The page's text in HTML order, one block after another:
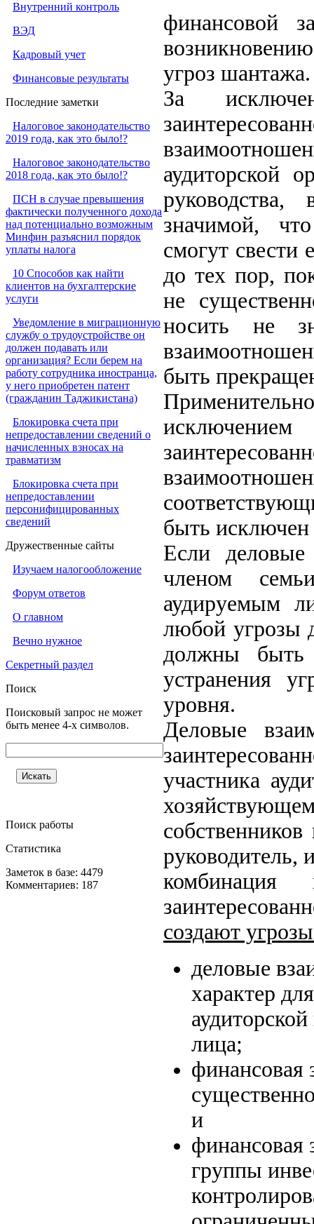
Внутренний контроль
ВЭД
Кадровый учет
Финансовые результаты
Последние заметки
Налоговое законодательство
2019 года, как это было!?
Налоговое законодательство
2018 года, как это было!?
ПСН в случае превышения
фактически полученного дохода
над потенциально возможным
Минфин разъяснил порядок
уплаты налога
10 Способов как найти
клиентов на бухгалтерские
услуги
Уведомление в миграционную
службу о трудоустройстве он
должен подавать или
организация? Если берем на
работу сотрудника иностранца,
у него приобретен патент
(гражданин Таджикистана)
Блокировка счета при
непредоставлении сведений о
начисленных взносах на
травматизм
Блокировка счета при
непредоставлении
персонифицированных
сведений
Дружественные сайты
Изучаем налогообложение
Форум ответов
О главном
Вечно нужное
Секретный раздел
Поиск
Поисковый запрос не может
быть менее 4-х символов.
Поиск работы
Статистика
Заметок в базе: 4479
Комментариев: 187
финансовой
угроз шантажа.
За
аудиторской
руководства,
значимой,
смогут свести
до тех пор,
не
носить не
быть
быть исключен
Если
членом
аудируемым
любой угрозы
должны быть
устранения
уровня.
Деловые
участника
руководитель,
создают
деловые
характер
лица;
финансовая
и
финансовая
группы